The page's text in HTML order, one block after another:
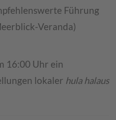
Führung
Veranda)
16:00 Uhr ein
lokaler hula halaus